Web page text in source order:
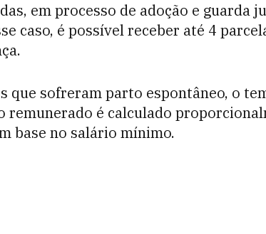
em processo de adoção e guarda
caso, é possível receber até 4
que sofreram parto espontâneo, o
remunerado é calculado
base no salário mínimo.